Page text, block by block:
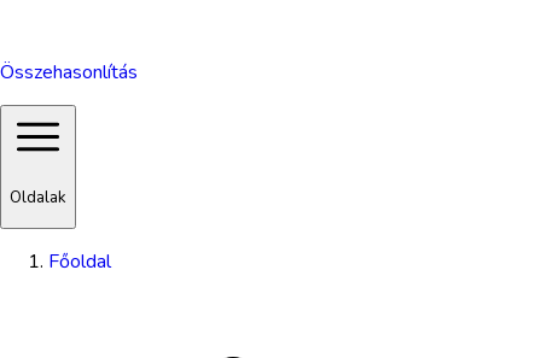
Összehasonlítás
Oldalak
Főoldal